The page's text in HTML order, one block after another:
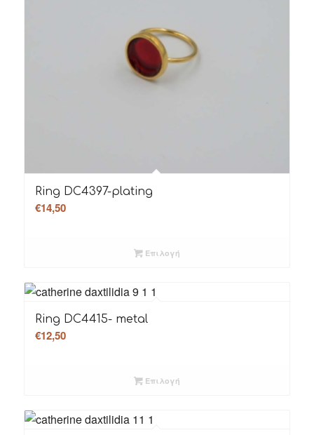
Ring DC4397-plating
€14,50
Επιλογή
Ring DC4415- metal
€12,50
Επιλογή